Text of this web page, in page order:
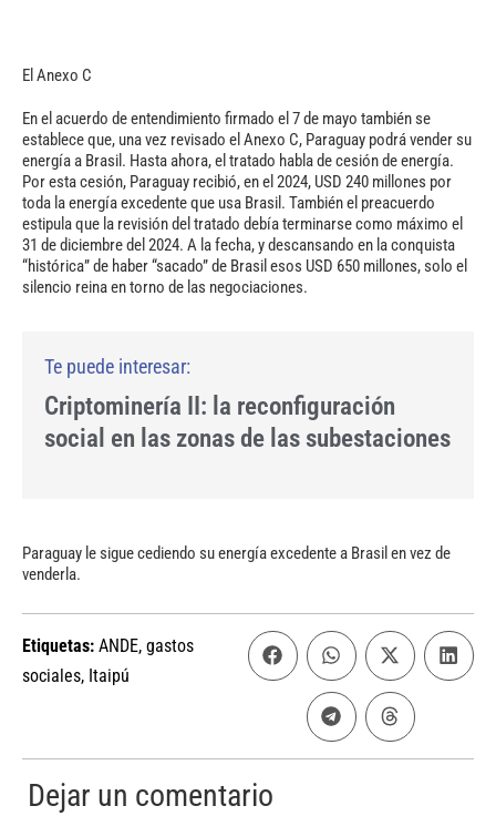
El Anexo C
En el acuerdo de entendimiento firmado el 7 de mayo también se
establece que, una vez revisado el Anexo C, Paraguay podrá vender su
energía a Brasil. Hasta ahora, el tratado habla de cesión de energía.
Por esta cesión, Paraguay recibió, en el 2024, USD 240 millones por
toda la energía excedente que usa Brasil. También el preacuerdo
estipula que la revisión del tratado debía terminarse como máximo el
31 de diciembre del 2024. A la fecha, y descansando en la conquista
“histórica” de haber “sacado” de Brasil esos USD 650 millones, solo el
silencio reina en torno de las negociaciones.
Criptominería II: la reconfiguración
social en las zonas de las subestaciones
Paraguay le sigue cediendo su energía excedente a Brasil en vez de
venderla.
Etiquetas: ANDE, gastos
sociales, Itaipú
Dejar un comentario